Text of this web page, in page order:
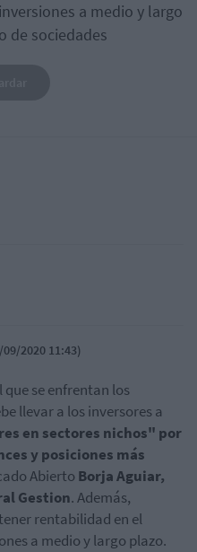
a medio y largo
de sociedades
2020 11:43)
se enfrentan los
llevar a los inversores a
en sectores nichos" por
y posiciones más
Abierto Borja Aguiar,
Gestion. Además,
rentabilidad en el
a medio y largo plazo.